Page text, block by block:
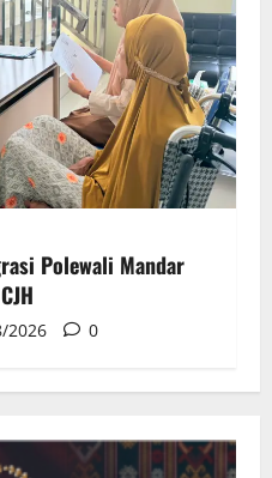
Polewali Mandar
2026 0